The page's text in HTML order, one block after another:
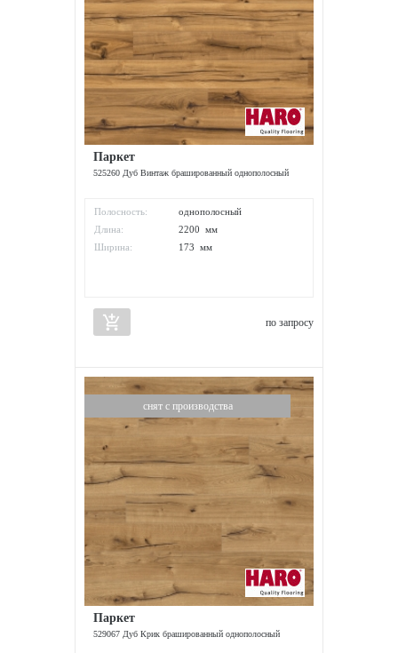
Паркет
525260 Дуб Винтаж брашированный однополосный
Полосность:
однополосный
Длина:
2200 мм
Ширина:
173 мм
add_shopping_cart по запросу
снят с производства
Паркет
529067 Дуб Крик брашированный однополосный